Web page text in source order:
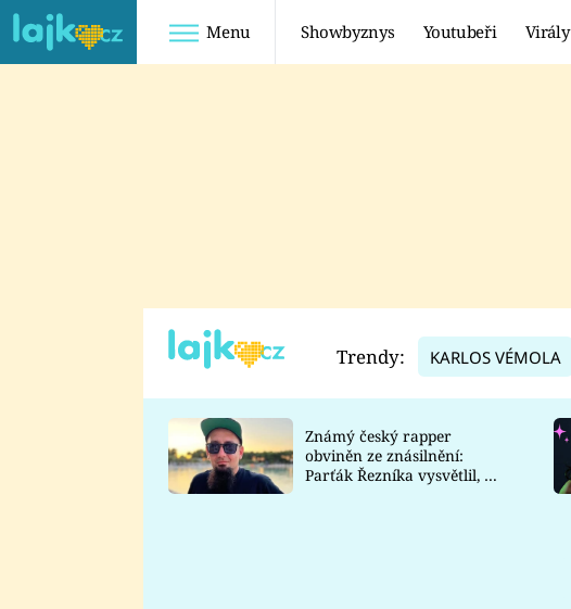
Menu Showbyznys Youtubeři Virály
TADEÁŠ KUBĚNKA
DATEL
Trendy: KARLOS VÉMOLA
Známý český rapper
obviněn ze znásilnění:
Parťák Řezníka vysvětlil, co